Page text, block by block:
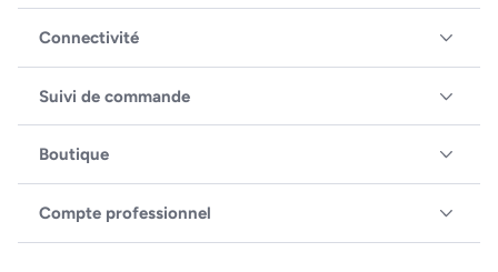
Connectivité
Suivi de commande
Boutique
Compte professionnel